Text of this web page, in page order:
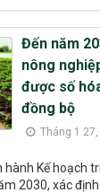
Đến năm
nông
được số
đồng bộ
Tháng 1
Kế hoạch
2030, xác